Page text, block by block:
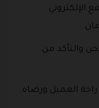
الإلكتروني
والتأكد من
راحة العميل ورضاه.